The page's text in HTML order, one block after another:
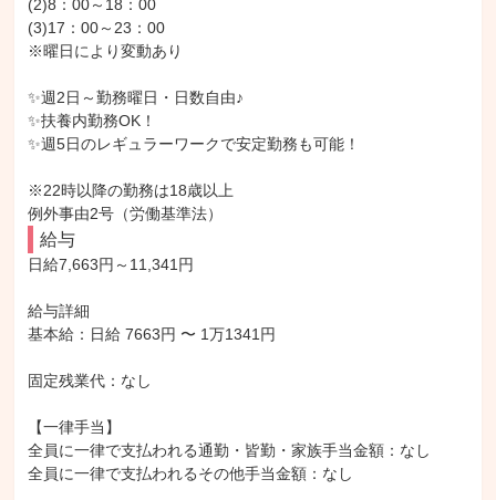
(2)8：00～18：00
(3)17：00～23：00
※曜日により変動あり
✨週2日～勤務曜日・日数自由♪
✨扶養内勤務OK！
✨週5日のレギュラーワークで安定勤務も可能！
※22時以降の勤務は18歳以上
例外事由2号（労働基準法）
給与
日給7,663円～11,341円
給与詳細
基本給：日給 7663円 〜 1万1341円
固定残業代：なし
【一律手当】
全員に一律で支払われる通勤・皆勤・家族手当金額：なし
全員に一律で支払われるその他手当金額：なし